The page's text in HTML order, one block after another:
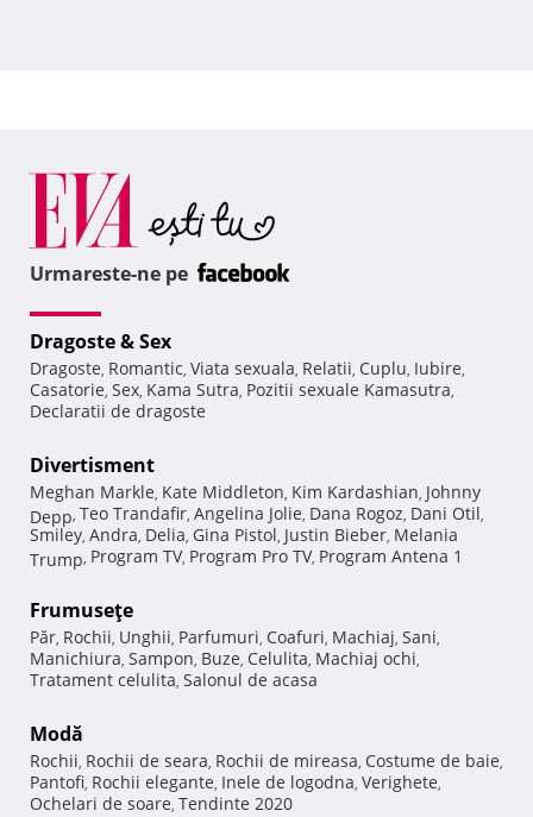
Urmareste-ne pe
Dragoste & Sex
Dragoste, Romantic, Viata sexuala, Relatii, Cuplu, Iubire,
Casatorie, Sex, Kama Sutra, Pozitii sexuale Kamasutra,
Declaratii de dragoste
Divertisment
Meghan Markle, Kate Middleton, Kim Kardashian, Johnny
Depp, Teo Trandafir, Angelina Jolie, Dana Rogoz, Dani Otil,
Smiley, Andra, Delia, Gina Pistol, Justin Bieber, Melania
Trump, Program TV, Program Pro TV, Program Antena 1
Frumuseţe
Păr, Rochii, Unghii, Parfumuri, Coafuri, Machiaj, Sani,
Manichiura, Sampon, Buze, Celulita, Machiaj ochi,
Tratament celulita, Salonul de acasa
Modă
Rochii, Rochii de seara, Rochii de mireasa, Costume de baie,
Pantofi, Rochii elegante, Inele de logodna, Verighete,
Ochelari de soare, Tendinte 2020